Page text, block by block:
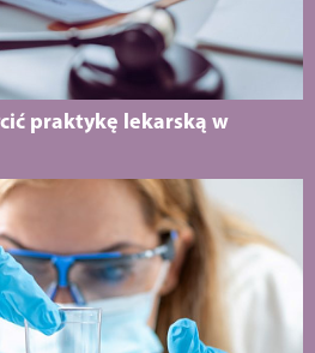
praktykę lekarską w